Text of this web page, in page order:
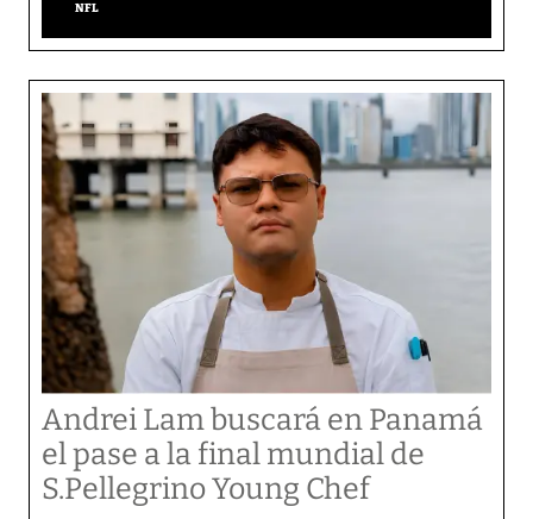
NFL
Andrei Lam buscará en Panamá
el pase a la final mundial de
S.Pellegrino Young Chef